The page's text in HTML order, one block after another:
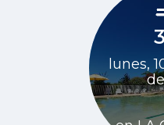
lunes,